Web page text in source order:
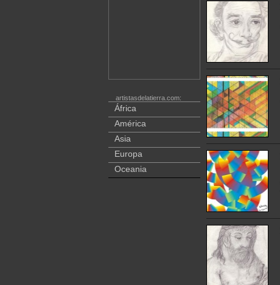
artistasdelatierra.com:
África
América
Asia
Europa
Oceania